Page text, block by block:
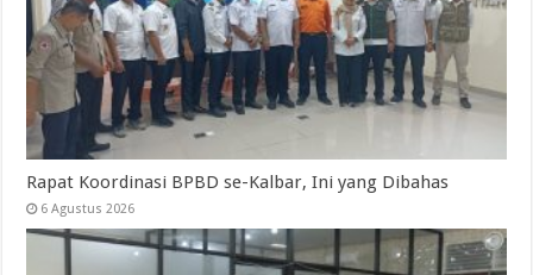
Rapat Koordinasi BPBD se-Kalbar, Ini yang Dibahas
6 Agustus 2026